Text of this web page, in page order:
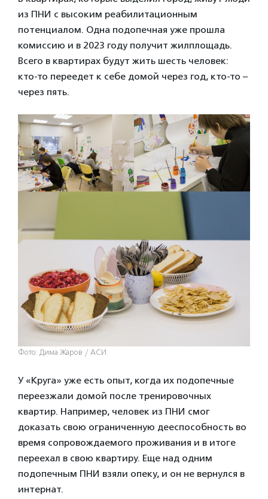
из ПНИ с высоким реабилитационным
потенциалом. Одна подопечная уже прошла
комиссию и в 2023 году получит жилплощадь.
Всего в квартирах будут жить шесть человек:
кто-то переедет к себе домой через год, кто-то –
через пять.
Фото: Дима Жаров / АСИ
У «Круга» уже есть опыт, когда их подопечные
переезжали домой после тренировочных
квартир. Например, человек из ПНИ смог
доказать свою ограниченную дееспособность во
время сопровождаемого проживания и в итоге
переехал в свою квартиру. Еще над одним
подопечным ПНИ взяли опеку, и он не вернулся в
интернат.